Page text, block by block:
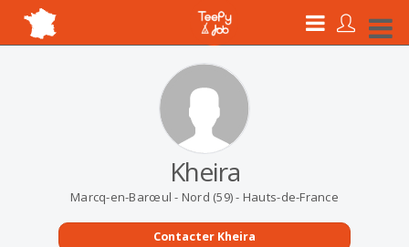
Kheira
Marcq-en-Barœul - Nord (59) - Hauts-de-France
Contacter Kheira